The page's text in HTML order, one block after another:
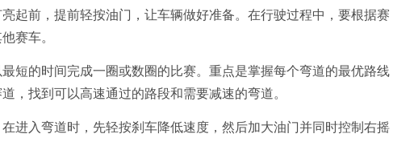
起前，提前轻按油门，让车辆做好准备。在行驶过程中，要根据赛
赛车。
短的时间完成一圈或数圈的比赛。重点是掌握每个弯道的最优路线
，找到可以高速通过的路段和需要减速的弯道。
进入弯道时，先轻按刹车降低速度，然后加大油门并同时控制右摇